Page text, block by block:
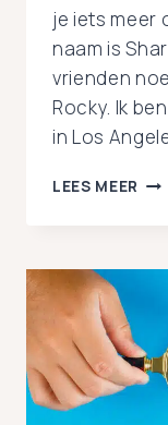
je iets meer
naam is
vrienden
Rocky. Ik
in Los
LEES MEER